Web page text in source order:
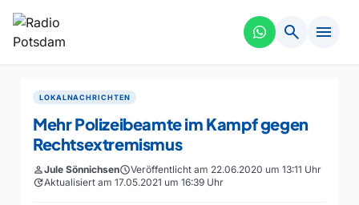
search menu
LOKALNACHRICHTEN
Mehr Polizeibeamte im Kampf gegen
Rechtsextremismus
personJule SönnichsenscheduleVeröffentlicht am 22.06.2020 um 13:11 Uhr
updateAktualisiert am 17.05.2021 um 16:39 Uhr